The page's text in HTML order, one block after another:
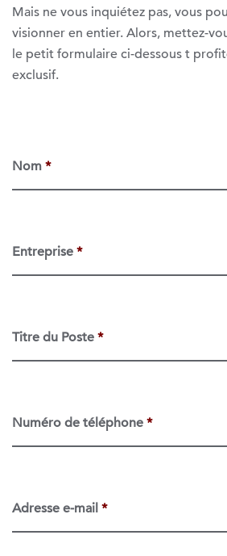
Mais ne vous inquiétez pas, vous
visionner en entier. Alors, mettez-
le petit formulaire ci-dessous t
exclusif.
Nom *
Entreprise *
Titre du Poste *
Numéro de téléphone *
Adresse e-mail *